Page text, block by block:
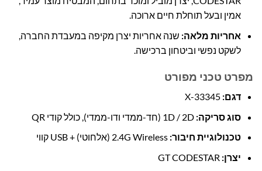
אמין ובעל תוחלת חיים ארוכה.
אחריות מלאה: שנה אחריות יצרן מקיפה במעבדת החברה,
לשקט נפשי וביטחון ברכישה.
מפרט טכני מפורט
דגם:
סוג סריקה:
טכנולוגיית חיבור:
יצרן: